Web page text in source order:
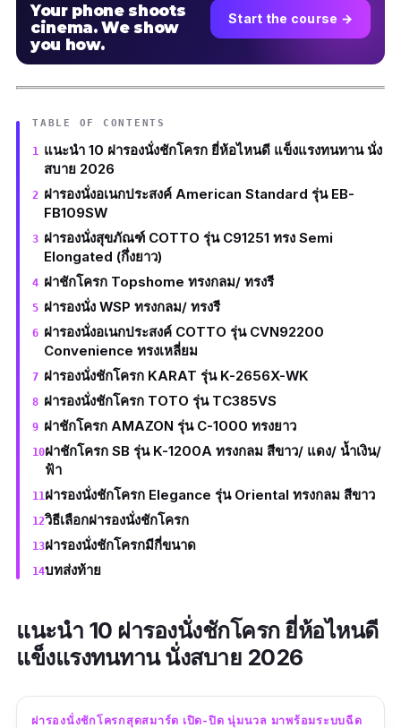
Your phone shoots
cinema. We show
you how.
Start the course →
TABLE OF CONTENTS
แนะนำ 10 ฝารองนั่งชักโครก ยี่ห้อไหนดี แข็งแรงทนทาน นั่ง
สบาย 2026
ฝารองนั่งอเนกประสงค์ American Standard รุ่น EB-
FB109SW
ฝารองนั่งสุขภัณฑ์ COTTO รุ่น C91251 ทรง Semi
Elongated (กึ่งยาว)
ฝาชักโครก Topshome ทรงกลม/ ทรงรี
ฝารองนั่ง WSP ทรงกลม/ ทรงรี
ฝารองนั่งอเนกประสงค์ COTTO รุ่น CVN92200
Convenience ทรงเหลี่ยม
ฝารองนั่งชักโครก KARAT รุ่น K-2656X-WK
ฝารองนั่งชักโครก TOTO รุ่น TC385VS
ฝาชักโครก AMAZON รุ่น C-1000 ทรงยาว
ฝาชักโครก SB รุ่น K-1200A ทรงกลม สีขาว/ แดง/ น้ำเงิน/
ฟ้า
ฝารองนั่งชักโครก Elegance รุ่น Oriental ทรงกลม สีขาว
วิธีเลือกฝารองนั่งชักโครก
ฝารองนั่งชักโครกมีกี่ขนาด
บทส่งท้าย
แนะนำ 10 ฝารองนั่งชักโครก ยี่ห้อไหนดี
แข็งแรงทนทาน นั่งสบาย 2026
ฝารองนั่งชักโครกสุดสมาร์ต เปิด-ปิด นุ่มนวล มาพร้อมระบบฉีด